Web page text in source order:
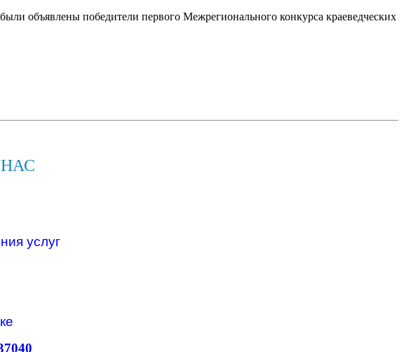
объявлены победители первого Межрегионального конкурса краеведческих
услуг